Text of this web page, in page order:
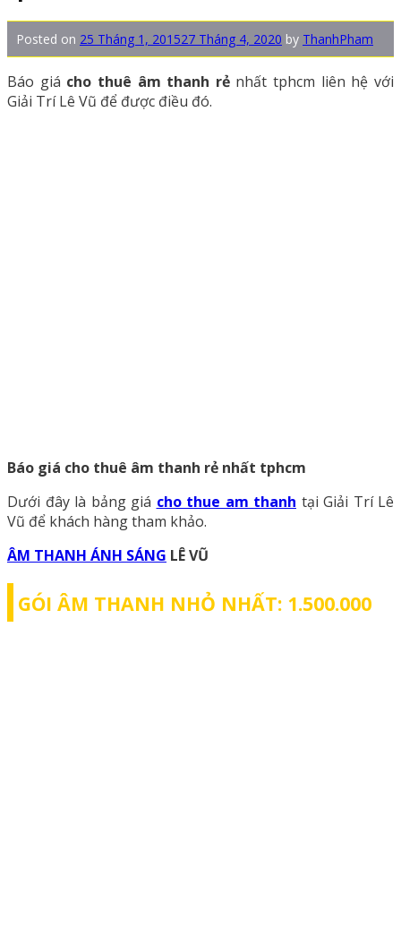
Posted on 25 Tháng 1, 201527 Tháng 4, 2020 by ThanhPham
Báo giá cho thuê âm thanh rẻnhất tphcm liên hệ với
Giải Trí Lê Vũ để được điều đó.
Báo giá cho thuê âm thanh rẻ nhất tphcm
Dưới đây là bảng giá cho thue am thanh tại Giải Trí Lê
Vũ để khách hàng tham khảo.
ÂM THANH ÁNH SÁNG LÊ VŨ
GÓI ÂM THANH NHỎ NHẤT: 1.500.000